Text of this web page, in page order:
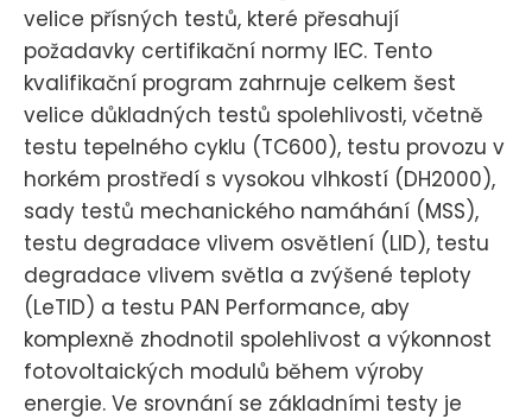
velice přísných testů, které přesahují
požadavky certifikační normy IEC. Tento
kvalifikační program zahrnuje celkem šest
velice důkladných testů spolehlivosti, včetně
testu tepelného cyklu (TC600), testu provozu v
horkém prostředí s vysokou vlhkostí (DH2000),
sady testů mechanického namáhání (MSS),
testu degradace vlivem osvětlení (LID), testu
degradace vlivem světla a zvýšené teploty
(LeTID) a testu PAN Performance, aby
komplexně zhodnotil spolehlivost a výkonnost
fotovoltaických modulů během výroby
energie. Ve srovnání se základními testy je